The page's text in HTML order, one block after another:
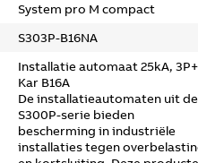
System pro M compact
S303P-B16NA
Installatie automaat 25kA,
Kar B16A
De installatieautomaten uit de
S300P-serie bieden
bescherming in industriële
installaties tegen